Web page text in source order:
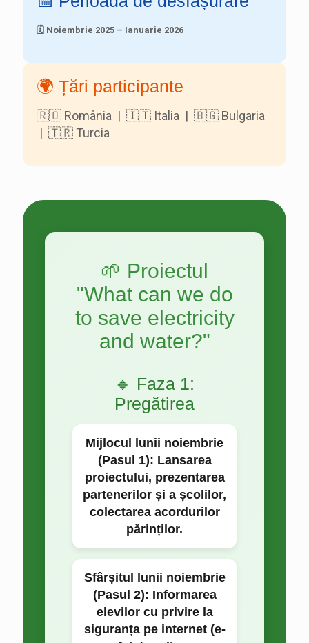
🗓️ Noiembrie 2025 – Ianuarie 2026
🌍 Țări participante
🇷🇴 România | 🇮🇹 Italia | 🇧🇬 Bulgaria
| 🇹🇷 Turcia
🌱 Proiectul
"What can we do
to save electricity
and water?"
🔹 Faza 1:
Pregătirea
Mijlocul lunii noiembrie
(Pasul 1): Lansarea
proiectului, prezentarea
partenerilor și a școlilor,
colectarea acordurilor
părinților.
Sfârșitul lunii noiembrie
(Pasul 2): Informarea
elevilor cu privire la
siguranța pe internet (e-